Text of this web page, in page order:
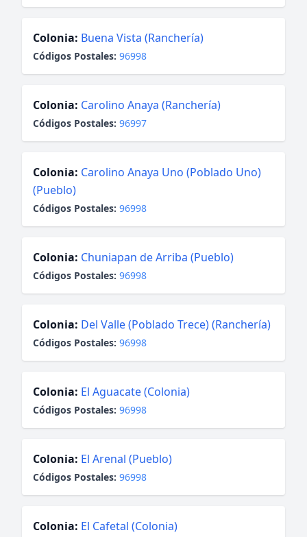
Colonia: Buena Vista (Ranchería)
Códigos Postales: 96998
Colonia: Carolino Anaya (Ranchería)
Códigos Postales: 96997
Colonia: Carolino Anaya Uno (Poblado Uno)
(Pueblo)
Códigos Postales: 96998
Colonia: Chuniapan de Arriba (Pueblo)
Códigos Postales: 96998
Colonia: Del Valle (Poblado Trece) (Ranchería)
Códigos Postales: 96998
Colonia: El Aguacate (Colonia)
Códigos Postales: 96998
Colonia: El Arenal (Pueblo)
Códigos Postales: 96998
Colonia: El Cafetal (Colonia)